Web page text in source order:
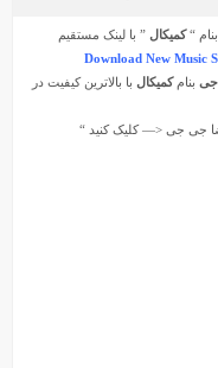
بنام “کمیکال” با لینک مستقیم
Download New Music
جی بنامکمیکال با بالاترین کیفیت در
جی جی <— کلیک کنید “